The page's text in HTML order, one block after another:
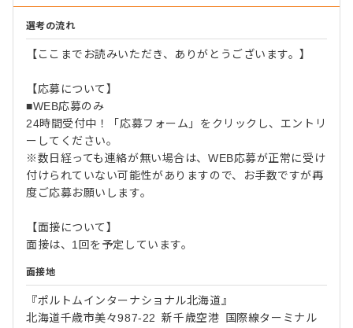
選考の流れ
【ここまでお読みいただき、ありがとうございます。】
【応募について】
■WEB応募のみ
24時間受付中！「応募フォーム」をクリックし、エントリ
ーしてください。
※数日経っても連絡が無い場合は、WEB応募が正常に受け
付けられていない可能性がありますので、お手数ですが再
度ご応募お願いします。
【面接について】
面接は、1回を予定しています。
面接地
『ポルトムインターナショナル北海道』
北海道千歳市美々987-22 新千歳空港 国際線ターミナル